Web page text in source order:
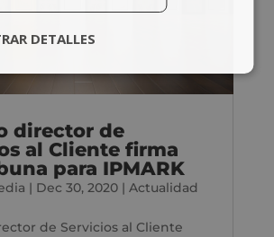
director de
al Cliente firma
para IPMARK
| Dec 30, 2020| Actualidad
de Servicios al Cliente
DETALLES